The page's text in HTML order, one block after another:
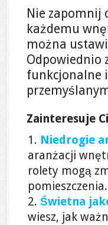
Nie zapomnij
każdemu
można
Odpowiednio
funkcjonalne
Zainteresuje
Niedrogie
aranżacji
rolety mogą
Świetna
wiesz, jak